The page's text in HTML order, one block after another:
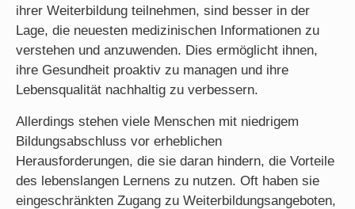
ihrer Weiterbildung teilnehmen, sind besser in der
Lage, die neuesten medizinischen Informationen zu
verstehen und anzuwenden. Dies ermöglicht ihnen,
ihre Gesundheit proaktiv zu managen und ihre
Lebensqualität nachhaltig zu verbessern.
Allerdings stehen viele Menschen mit niedrigem
Bildungsabschluss vor erheblichen
Herausforderungen, die sie daran hindern, die Vorteile
des lebenslangen Lernens zu nutzen. Oft haben sie
eingeschränkten Zugang zu Weiterbildungsangeboten,